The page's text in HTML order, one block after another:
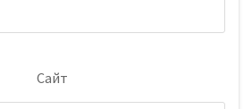
Сайт